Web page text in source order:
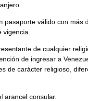
pasaporte válido con más
vigencia.
de cualquier
de ingresar a
de carácter religioso,
arancel consular.